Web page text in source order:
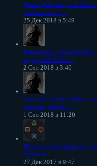
Дима: Добрый день. При
переключает......
25 Дек 2018 в 5:49
Konstantin:
задач,Ctrl+Shift......
2 Сен 2018 в 3:46
Евгений: Здравствуйте, у
издание, пытаю......
1 Сен 2018 в 11:20
Иван: А я взял фантом, но
сервак и......
27 Дек 2017 в 9:47